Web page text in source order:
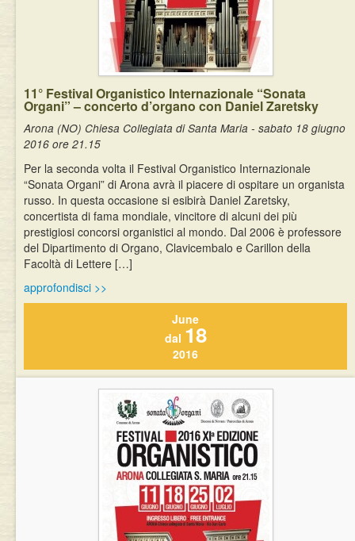
11° Festival Organistico Internazionale “Sonata
Organi” – concerto d’organo con Daniel Zaretsky
Arona (NO) Chiesa Collegiata di Santa Maria - sabato 18 giugno
2016 ore 21.15
Per la seconda volta il Festival Organistico Internazionale
“Sonata Organi” di Arona avrà il piacere di ospitare un organista
russo. In questa occasione si esibirà Daniel Zaretsky,
concertista di fama mondiale, vincitore di alcuni dei più
prestigiosi concorsi organistici al mondo. Dal 2006 è professore
del Dipartimento di Organo, Clavicembalo e Carillon della
Facoltà di Lettere […]
approfondisci >>
June
dal 18
2016